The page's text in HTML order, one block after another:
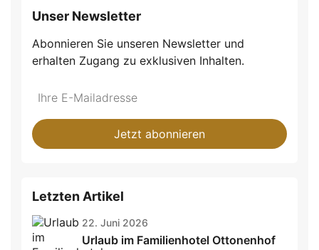
Unser Newsletter
Abonnieren Sie unseren Newsletter und
erhalten Zugang zu exklusiven Inhalten.
Do
fill
this
*Ihre
Mailadresse:
Jetzt abonnieren
Letzten Artikel
22. Juni 2026
Urlaub im Familienhotel Ottonenhof